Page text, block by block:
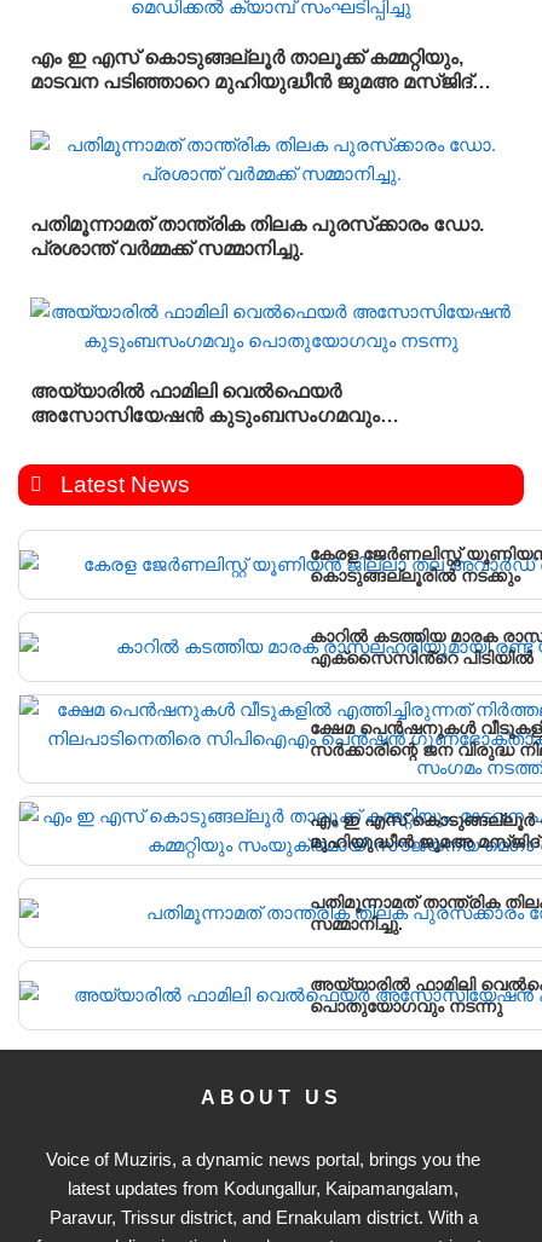
എം ഇ എസ് കൊടുങ്ങല്ലൂർ താലൂക്ക് കമ്മറ്റിയും,
മാടവന പടിഞ്ഞാറെ മുഹിയുദ്ധീൻ ജുമഅ മസ്ജിദ്
മെഗാ മെഡിക്കൽ ക്യാമ്പ് സംഘടിപ്പിച്ചു
പതിമൂന്നാമത് താന്ത്രിക തിലക പുരസ്‌ക്കാരം ഡോ.
പ്രശാന്ത് വർമ്മക്ക് സമ്മാനിച്ചു.
അയ്യാരിൽ ഫാമിലി വെൽഫെയർ
അസോസിയേഷൻ കുടുംബസംഗമവും
Latest News
കേരള ജേർണലിസ്റ്റ്
കൊടുങ്ങല്ലൂരിൽ നടക്കും
കാറിൽ കടത്തിയ മാരക
എക്‌സൈസിൻ്റെ പിടിയിൽ
ക്ഷേമ പെൻഷനുകൾ
സർക്കാരിന്റെ ജന വിരുദ്ധ
ഗുണഭോക്താക്കളുടെയും
എം ഇ എസ് കൊടുങ്ങല്ലൂർ താലൂക്ക് കമ്മറ്റിയും, മാടവന പടിഞ്ഞാറെ
മുഹിയുദ്ധീൻ ജുമഅ
മെഗാ മെഡിക്കൽ ക്യാമ്പ്
പതിമൂന്നാമത് താന്ത്രിക
സമ്മാനിച്ചു.
അയ്യാരിൽ ഫാമിലി
പൊതുയോഗവും നടന്നു
ABOUT US
Voice of Muziris, a dynamic news portal, brings you the
latest updates from Kodungallur, Kaipamangalam,
Paravur, Trissur district, and Ernakulam district. With a